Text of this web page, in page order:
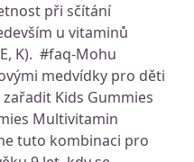
při sčítání
u vitaminů
K). #faq-Mohu
medvídky pro děti
Kids Gummies
Multivitamin
tuto kombinaci pro